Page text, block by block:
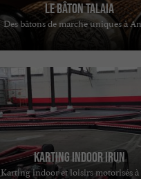
Le bâton TALAIA
Des bâtons de marche uniques à
KARTING INDOOR IRUN
Karting indoor et loisirs motorisés